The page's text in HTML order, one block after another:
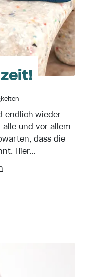
endlich wieder
alle und vor allem
dass die
Hier...